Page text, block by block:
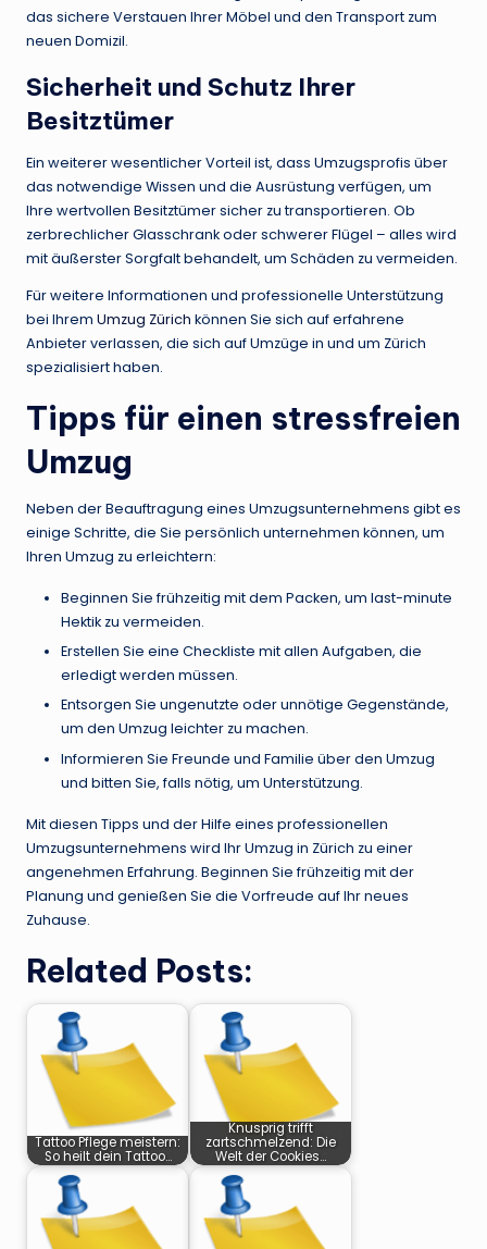
das sichere Verstauen Ihrer Möbel und den Transport zum
neuen Domizil.
Sicherheit und Schutz Ihrer
Besitztümer
Ein weiterer wesentlicher Vorteil ist, dass Umzugsprofis über
das notwendige Wissen und die Ausrüstung verfügen, um
Ihre wertvollen Besitztümer sicher zu transportieren. Ob
zerbrechlicher Glasschrank oder schwerer Flügel – alles wird
mit äußerster Sorgfalt behandelt, um Schäden zu vermeiden.
Für weitere Informationen und professionelle Unterstützung
bei Ihrem Umzug Zürich können Sie sich auf erfahrene
Anbieter verlassen, die sich auf Umzüge in und um Zürich
spezialisiert haben.
Tipps für einen stressfreien
Umzug
Neben der Beauftragung eines Umzugsunternehmens gibt es
einige Schritte, die Sie persönlich unternehmen können, um
Ihren Umzug zu erleichtern:
Beginnen Sie frühzeitig mit dem Packen, um last-minute
Hektik zu vermeiden.
Erstellen Sie eine Checkliste mit allen Aufgaben, die
erledigt werden müssen.
Entsorgen Sie ungenutzte oder unnötige Gegenstände,
um den Umzug leichter zu machen.
Informieren Sie Freunde und Familie über den Umzug
und bitten Sie, falls nötig, um Unterstützung.
Mit diesen Tipps und der Hilfe eines professionellen
Umzugsunternehmens wird Ihr Umzug in Zürich zu einer
angenehmen Erfahrung. Beginnen Sie frühzeitig mit der
Planung und genießen Sie die Vorfreude auf Ihr neues
Zuhause.
Related Posts:
Tattoo Pflege meistern:
So heilt dein Tattoo…
Knusprig trifft
zartschmelzend: Die
Welt der Cookies…